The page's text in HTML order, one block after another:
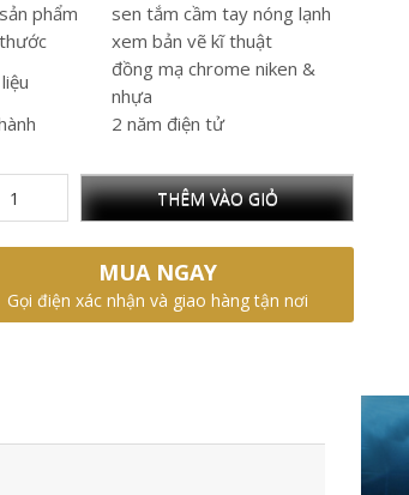
phẩm
sen tắm cầm tay nóng lạnh
xem bản vẽ kĩ thuật
đồng mạ chrome niken &
nhựa
2 năm điện tử
THÊM VÀO GIỎ
MUA NGAY
Gọi điện xác nhận và giao hàng tận nơi